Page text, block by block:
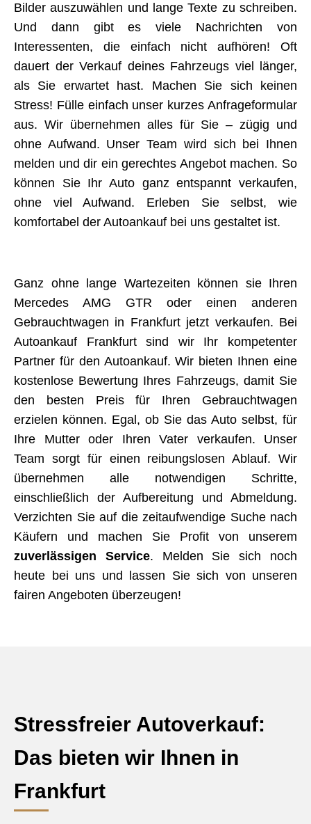
Bilder auszuwählen und lange Texte zu schreiben.
Und dann gibt es viele Nachrichten von
Interessenten, die einfach nicht aufhören! Oft
dauert der Verkauf deines Fahrzeugs viel länger,
als Sie erwartet hast. Machen Sie sich keinen
Stress! Fülle einfach unser kurzes Anfrageformular
aus. Wir übernehmen alles für Sie – zügig und
ohne Aufwand. Unser Team wird sich bei Ihnen
melden und dir ein gerechtes Angebot machen. So
können Sie Ihr Auto ganz entspannt verkaufen,
ohne viel Aufwand. Erleben Sie selbst, wie
komfortabel der Autoankauf bei uns gestaltet ist.
Ganz ohne lange Wartezeiten können sie Ihren
Mercedes AMG GTR oder einen anderen
Gebrauchtwagen in Frankfurt jetzt verkaufen. Bei
Autoankauf Frankfurt sind wir Ihr kompetenter
Partner für den Autoankauf. Wir bieten Ihnen eine
kostenlose Bewertung Ihres Fahrzeugs, damit Sie
den besten Preis für Ihren Gebrauchtwagen
erzielen können. Egal, ob Sie das Auto selbst, für
Ihre Mutter oder Ihren Vater verkaufen. Unser
Team sorgt für einen reibungslosen Ablauf. Wir
übernehmen alle notwendigen Schritte,
einschließlich der Aufbereitung und Abmeldung.
Verzichten Sie auf die zeitaufwendige Suche nach
Käufern und machen Sie Profit von unserem
zuverlässigen Service. Melden Sie sich noch
heute bei uns und lassen Sie sich von unseren
fairen Angeboten überzeugen!
Stressfreier Autoverkauf:
Das bieten wir Ihnen in
Frankfurt